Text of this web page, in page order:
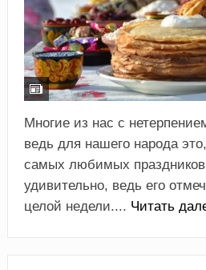
Многие из нас с
ведь для нашего народа
самых любимых праздников
удивительно, ведь его
целой недели.... Читать